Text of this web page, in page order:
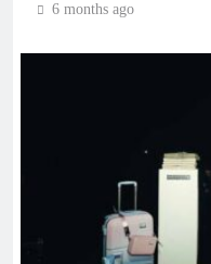
6 months ago